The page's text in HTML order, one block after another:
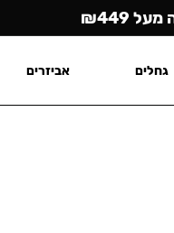
₪449
גחלים אביזרים